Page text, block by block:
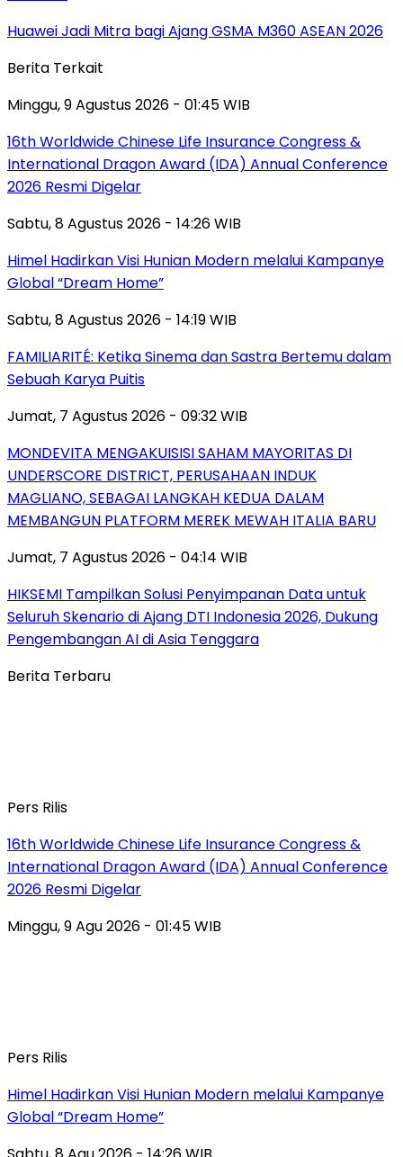
Huawei Jadi Mitra bagi Ajang GSMA M360 ASEAN 2026
Berita Terkait
Minggu, 9 Agustus 2026 - 01:45 WIB
16th Worldwide Chinese Life Insurance Congress &
International Dragon Award (IDA) Annual Conference
2026 Resmi Digelar
Sabtu, 8 Agustus 2026 - 14:26 WIB
Himel Hadirkan Visi Hunian Modern melalui Kampanye
Global “Dream Home”
Sabtu, 8 Agustus 2026 - 14:19 WIB
FAMILIARITÉ: Ketika Sinema dan Sastra Bertemu dalam
Sebuah Karya Puitis
Jumat, 7 Agustus 2026 - 09:32 WIB
MONDEVITA MENGAKUISISI SAHAM MAYORITAS DI
UNDERSCORE DISTRICT, PERUSAHAAN INDUK
MAGLIANO, SEBAGAI LANGKAH KEDUA DALAM
MEMBANGUN PLATFORM MEREK MEWAH ITALIA BARU
Jumat, 7 Agustus 2026 - 04:14 WIB
HIKSEMI Tampilkan Solusi Penyimpanan Data untuk
Seluruh Skenario di Ajang DTI Indonesia 2026, Dukung
Pengembangan AI di Asia Tenggara
Berita Terbaru
Pers Rilis
16th Worldwide Chinese Life Insurance Congress &
International Dragon Award (IDA) Annual Conference
2026 Resmi Digelar
Minggu, 9 Agu 2026 - 01:45 WIB
Pers Rilis
Himel Hadirkan Visi Hunian Modern melalui Kampanye
Global “Dream Home”